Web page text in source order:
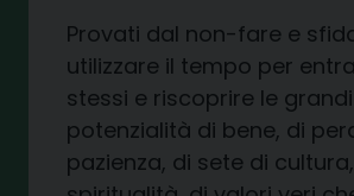
Provati dal non-fare e
utilizzare il tempo per
stessi e riscoprire le grandi
potenzialità di bene, di
pazienza, di sete di